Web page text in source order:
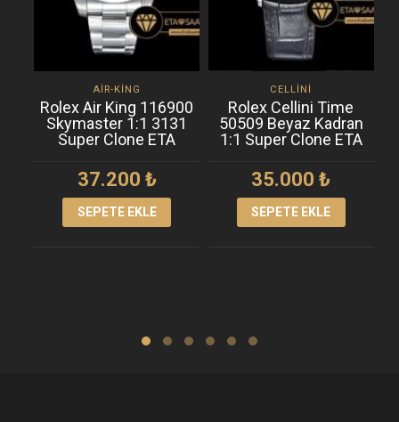
AIR-KING
Rolex Air King 116900
Skymaster 1:1 3131
Super Clone ETA
37.200 ₺
SEPETE EKLE
CELLINI
Rolex Cellini Time
50509 Beyaz Kadran
1:1 Super Clone ETA
35.000₺
SEPETE EKLE